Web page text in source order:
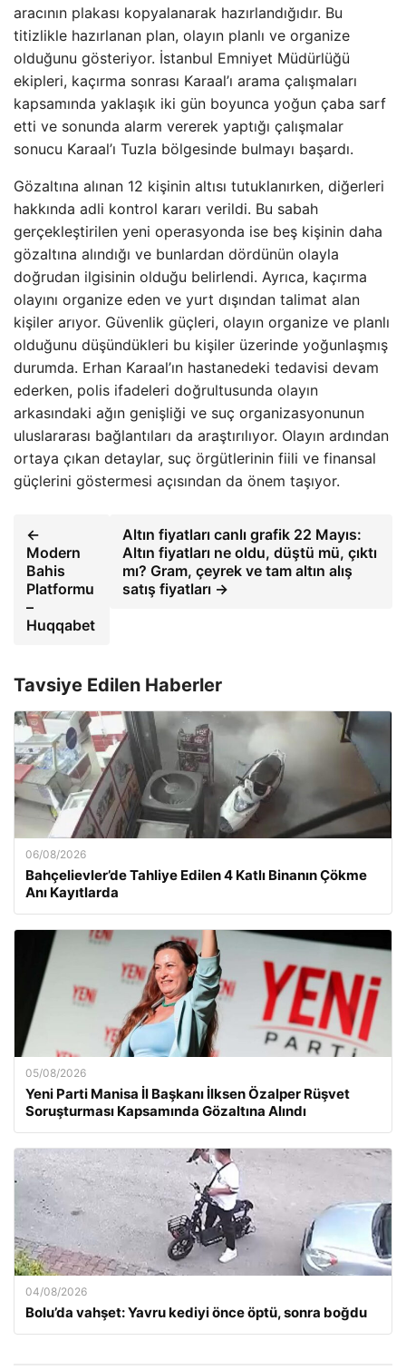
aracının plakası kopyalanarak hazırlandığıdır. Bu
titizlikle hazırlanan plan, olayın planlı ve organize
olduğunu gösteriyor. İstanbul Emniyet Müdürlüğü
ekipleri, kaçırma sonrası Karaal’ı arama çalışmaları
kapsamında yaklaşık iki gün boyunca yoğun çaba sarf
etti ve sonunda alarm vererek yaptığı çalışmalar
sonucu Karaal’ı Tuzla bölgesinde bulmayı başardı.
Gözaltına alınan 12 kişinin altısı tutuklanırken, diğerleri
hakkında adli kontrol kararı verildi. Bu sabah
gerçekleştirilen yeni operasyonda ise beş kişinin daha
gözaltına alındığı ve bunlardan dördünün olayla
doğrudan ilgisinin olduğu belirlendi. Ayrıca, kaçırma
olayını organize eden ve yurt dışından talimat alan
kişiler arıyor. Güvenlik güçleri, olayın organize ve planlı
olduğunu düşündükleri bu kişiler üzerinde yoğunlaşmış
durumda. Erhan Karaal’ın hastanedeki tedavisi devam
ederken, polis ifadeleri doğrultusunda olayın
arkasındaki ağın genişliği ve suç organizasyonunun
uluslararası bağlantıları da araştırılıyor. Olayın ardından
ortaya çıkan detaylar, suç örgütlerinin fiili ve finansal
güçlerini göstermesi açısından da önem taşıyor.
←
Modern
Bahis
Platformu
–
Huqqabet
Altın fiyatları canlı grafik 22 Mayıs:
Altın fiyatları ne oldu, düştü mü, çıktı
mı? Gram, çeyrek ve tam altın alış
satış fiyatları →
Tavsiye Edilen Haberler
06/08/2026
Bahçelievler’de Tahliye Edilen 4 Katlı Binanın Çökme
Anı Kayıtlarda
05/08/2026
Yeni Parti Manisa İl Başkanı İlksen Özalper Rüşvet
Soruşturması Kapsamında Gözaltına Alındı
04/08/2026
Bolu’da vahşet: Yavru kediyi önce öptü, sonra boğdu